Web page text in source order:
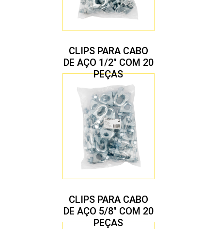
CLIPS PARA CABO
DE AÇO 1/2″ COM 20
PEÇAS
CLIPS PARA CABO
DE AÇO 5/8″ COM 20
PEÇAS